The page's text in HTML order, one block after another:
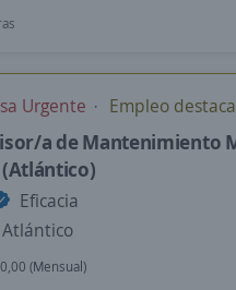
Urgente Empleo
a de Mantenimiento
(Atlántico)
Eficacia
(Mensual)